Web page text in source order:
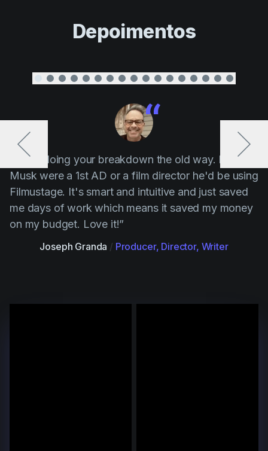
Depoimentos
“ Stop doing your breakdown the old way. If Elon
Musk were a 1st AD or a film director he'd be using
Filmustage. It's smart and intuitive and just saved
me days of work which means it saved my money
on my budget. Love it!”
Joseph Granda / Producer, Director, Writer